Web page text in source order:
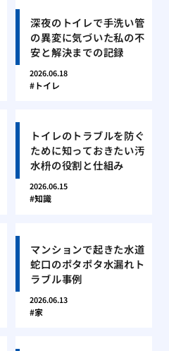
深夜のトイレで手洗い管
の異変に気づいた私の不
安と解決までの記録
2026.06.18
トイレ
トイレのトラブルを防ぐ
ために知っておきたい汚
水枡の役割と仕組み
2026.06.15
知識
マンションで起きた水道
蛇口のポタポタ水漏れト
ラブル事例
2026.06.13
家